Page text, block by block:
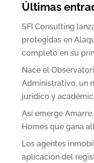
Últimas
SFI Consulting
protegidas en
completo en su
Nace el
Administrativo, un
jurídico y
Así emerge
Homes que gana
Los agentes
aplicación del